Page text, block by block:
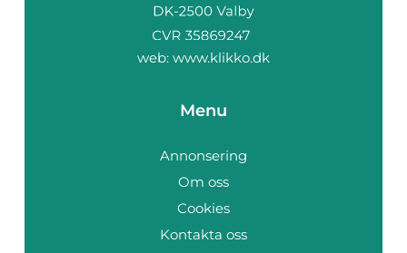
web: www.klikko.dk
Menu
Annonsering
Om oss
Cookies
Kontakta oss